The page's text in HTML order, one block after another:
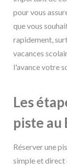
pour vous
que vous
rapidement,
vacances
l'avance votre
Les
piste au
Réserver une
simple et direct